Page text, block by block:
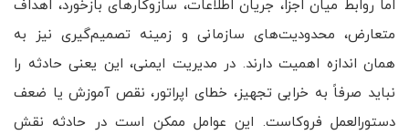
اما روابط میان اجزا، جریان اطلاعات، سازوکارهای بازخورد، اهداف
متعارض، محدودیت‌های سازمانی و زمینه تصمیم‌گیری نیز به
همان اندازه اهمیت دارند. در مدیریت ایمنی، این یعنی حادثه را
نباید صرفاً به خرابی تجهیز، خطای اپراتور، نقص آموزش یا ضعف
دستورالعمل فروکاست. این عوامل ممکن است در حادثه نقش